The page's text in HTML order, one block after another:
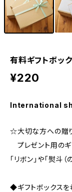
有料ギフトボッ
¥220
International
☆大切な方への贈
プレゼント用のギ
「リボン」や「熨斗
◆ギフトボックスを